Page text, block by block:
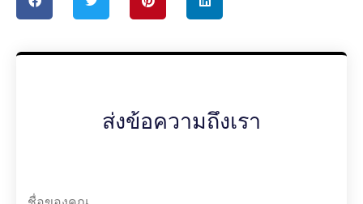
ส่งข้อความถึงเรา